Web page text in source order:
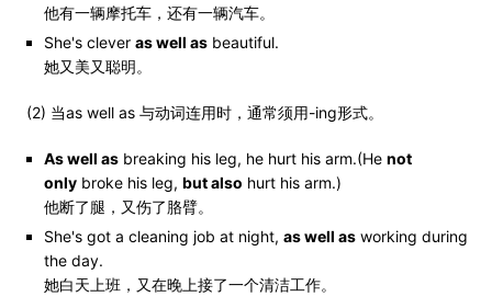
他有一辆摩托车，还有一辆汽车。
She's clever as well as beautiful.
她又美又聪明。
(2) 当as well as 与动词连用时，通常须用-ing形式。
As well as breaking his leg, he hurt his arm.(He not
only broke his leg, but also hurt his arm.)
他断了腿，又伤了胳臂。
She's got a cleaning job at night, as well as working during
the day.
她白天上班，又在晚上接了一个清洁工作。